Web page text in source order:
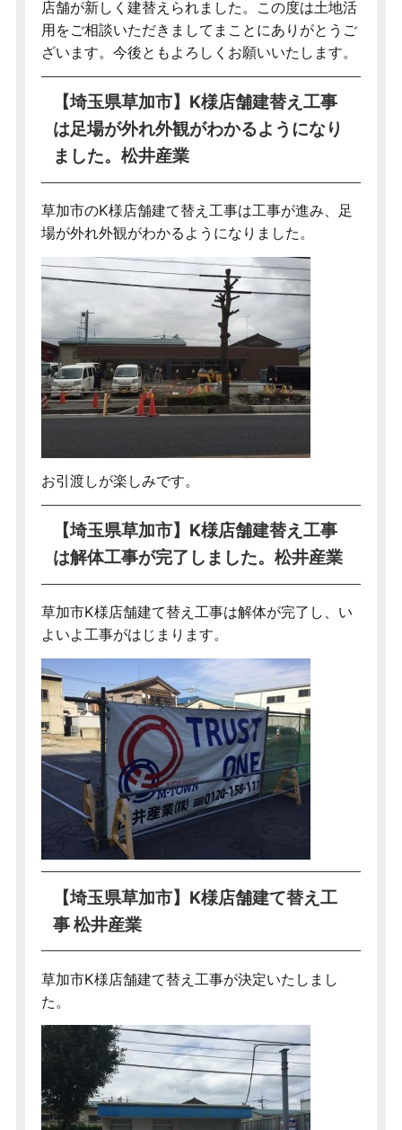
店舗が新しく建替えられました。この度は土地活
用をご相談いただきましてまことにありがとうご
ざいます。今後ともよろしくお願いいたします。
【埼玉県草加市】K様店舗建替え工事
は足場が外れ外観がわかるようになり
ました。松井産業
草加市のK様店舗建て替え工事は工事が進み、足
場が外れ外観がわかるようになりました。
お引渡しが楽しみです。
【埼玉県草加市】K様店舗建替え工事
は解体工事が完了しました。松井産業
草加市K様店舗建て替え工事は解体が完了し、い
よいよ工事がはじまります。
【埼玉県草加市】K様店舗建て替え工
事 松井産業
草加市K様店舗建て替え工事が決定いたしまし
た。